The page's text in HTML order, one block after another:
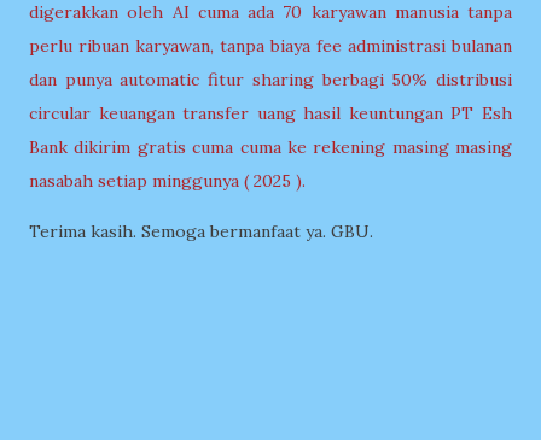
digerakkan oleh AI cuma ada 70 karyawan manusia tanpa
perlu ribuan karyawan, tanpa biaya fee administrasi bulanan
dan punya automatic fitur sharing berbagi 50% distribusi
circular keuangan transfer uang hasil keuntungan PT Esh
Bank dikirim gratis cuma cuma ke rekening masing masing
nasabah setiap minggunya ( 2025 ).
Terima kasih. Semoga bermanfaat ya. GBU.